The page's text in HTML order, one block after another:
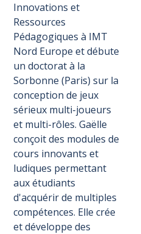
Innovations et
Ressources
Pédagogiques à IMT
Nord Europe et débute
un doctorat à la
Sorbonne (Paris) sur la
conception de jeux
sérieux multi-joueurs
et multi-rôles. Gaëlle
conçoit des modules de
cours innovants et
ludiques permettant
aux étudiants
d'acquérir de multiples
compétences. Elle crée
et développe des